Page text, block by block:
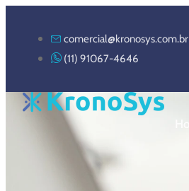
comercial@kronosys.com.br
(11) 91067-4646